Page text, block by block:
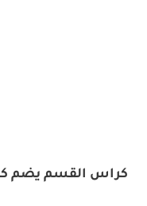
كراس القسم يضم كل